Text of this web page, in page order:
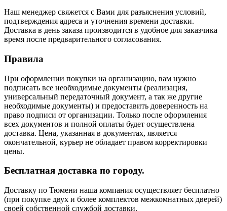
Наш менеджер свяжется с Вами для разъяснения условий,
подтверждения адреса и уточнения времени доставки.
Доставка в день заказа производится в удобное для заказчика
время после предварительного согласования.
Правила
При оформлении покупки на организацию, вам нужно
подписать все необходимые документы (реализация,
универсальный передаточный документ, а так же другие
необходимые документы) и предоставить доверенность на
право подписи от организации. Только после оформления
всех документов и полной оплаты будет осуществлена
доставка. Цена, указанная в документах, является
окончательной, курьер не обладает правом корректировки
цены.
Бесплатная доставка по городу.
Доставку по Тюмени наша компания осуществляет бесплатно
(при покупке двух и более комплектов межкомнатных дверей)
своей собственной службой доставки.